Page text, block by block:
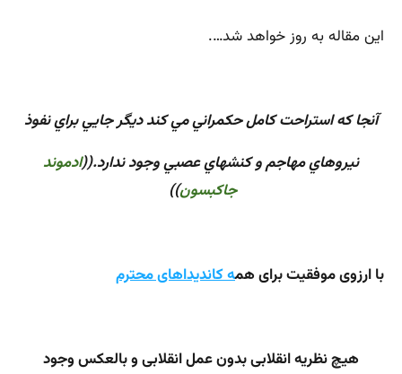
این مقاله به روز خواهد شد….
آنجا كه استراحت كامل حكمراني مي كند ديگر جايي براي نفوذ
نيروهاي مهاجم و كنشهاي عصبي وجود ندارد.((ادموند
جاكبسون))
با ارزوی موفقیت برای همه کاندیداهای محترم
هیچ نظریه انقلابی بدون عمل انقلابی و بالعکس وجود